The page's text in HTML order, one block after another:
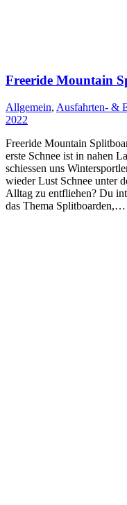
Freeride Mountain
Allgemein, Ausfahrten- &
2022
Freeride Mountain
erste Schnee ist in nahen
schiessen uns
wieder Lust Schnee unter
Alltag zu entfliehen? Du
das Thema Splitboarden,…